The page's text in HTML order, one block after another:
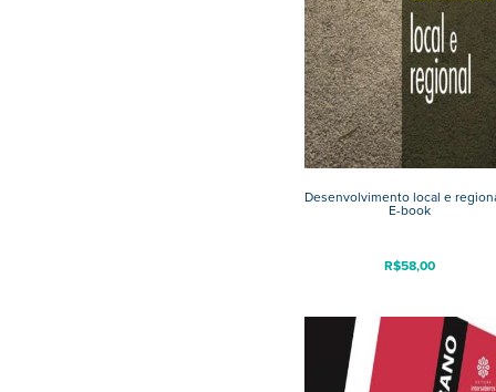
Desenvolvimento local e
E-book
R$58,00